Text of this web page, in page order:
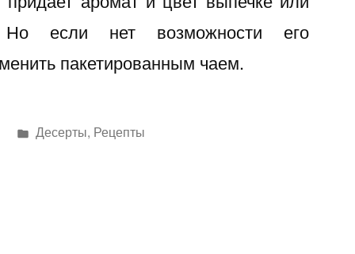
Но если нет возможности его
пакетированным чаем.
Написано
Десерты, Рецепты